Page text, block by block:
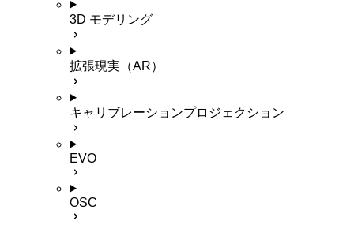
3D モデリング
拡張現実（AR）
キャリブレーションプロジェクション
EVO
OSC